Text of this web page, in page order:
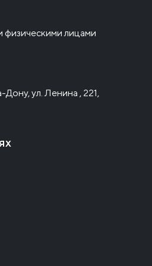
физическими лицами
ул. Ленина , 221,